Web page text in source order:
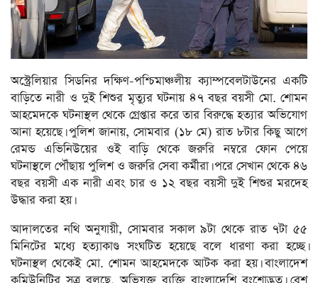
অস্ট্রেলিয়ার সিডনির দক্ষিণ-পশ্চিমাঞ্চলীয় ক্যাম্পবেলটাউনের একটি
বাড়িতে নারী ও দুই শিশুর মৃত্যুর ঘটনায় ৪৭ বছর বয়সী মো. শোমন
আহমেদকে ঘটনাস্থল থেকে গ্রেপ্তার করে তার বিরুদ্ধে হত্যার অভিযোগ
আনা হয়েছে। পুলিশ জানায়, সোমবার (১৮ মে) রাত ৮টার কিছু আগে
রেমন্ড এভিনিউয়ের ওই বাড়ি থেকে জরুরি নম্বরে ফোন পেয়ে
ঘটনাস্থলে পৌঁছায় পুলিশ ও জরুরি সেবা কর্মীরা। পরে সেখান থেকে ৪৬
বছর বয়সী এক নারী এবং চার ও ১২ বছর বয়সী দুই শিশুর মরদেহ
উদ্ধার করা হয়।
আদালতের নথি অনুযায়ী, সোমবার সকাল ৯টা থেকে রাত ৭টা ৫৫
মিনিটের মধ্যে হত্যাকাণ্ড সংঘটিত হয়েছে বলে ধারণা করা হচ্ছে।
ঘটনাস্থল থেকেই মো. শোমন আহমেদকে আটক করা হয়। বাংলাদেশ